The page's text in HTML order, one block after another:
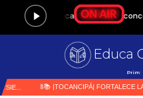
Educa
Primer medio